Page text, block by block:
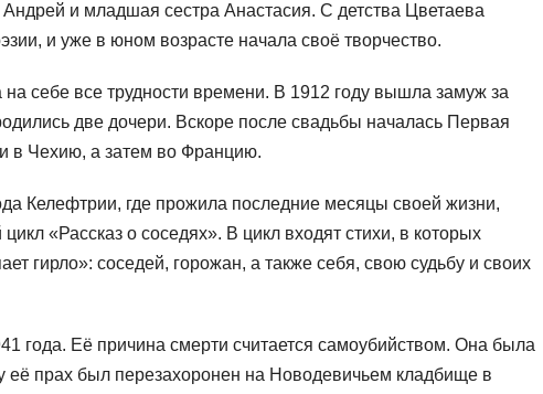
и младшая сестра Анастасия. С детства Цветаева
и уже в юном возрасте начала своё творчество.
себе все трудности времени. В 1912 году вышла замуж за
две дочери. Вскоре после свадьбы началась Первая
в Чехию, а затем во Францию.
Келефтрии, где прожила последние месяцы своей жизни,
«Рассказ о соседях». В цикл входят стихи, в которых
гирло»: соседей, горожан, а также себя, свою судьбу и своих
года. Её причина смерти считается самоубийством. Она была
её прах был перезахоронен на Новодевичьем кладбище в